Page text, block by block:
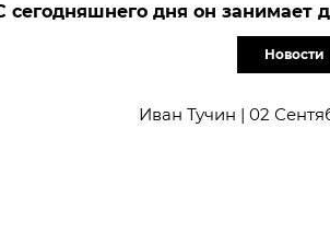
сегодняшнего дня он занимает
Новости
Иван Тучин | 02